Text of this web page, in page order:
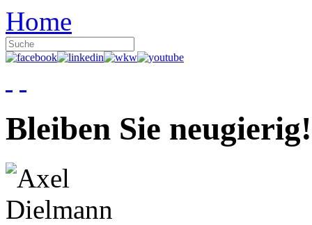
Home
Bleiben Sie neugierig!